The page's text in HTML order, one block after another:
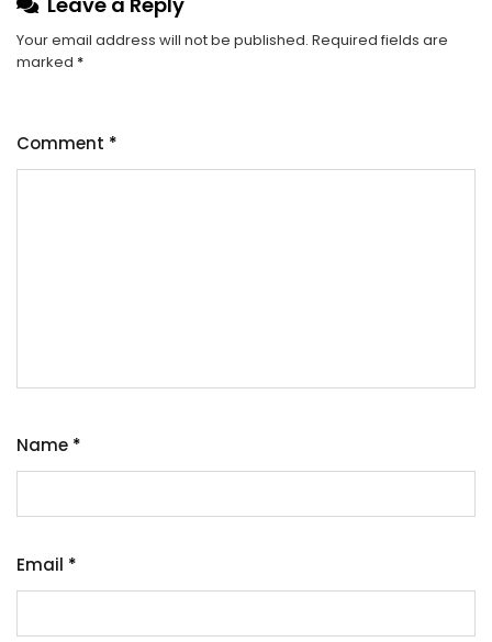
Your email address will not be published. Required fields are
marked *
Comment *
Name *
Email *